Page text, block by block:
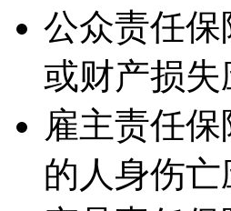
公众责任
或财产损
雇主责任
的人身伤